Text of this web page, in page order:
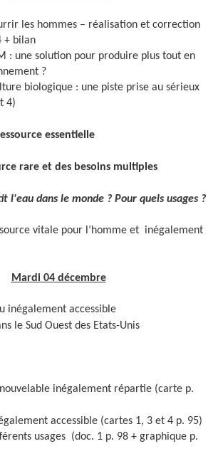
les hommes – réalisation et correction
+ bilan
: une solution pour produire plus tout en
?
biologique : une piste prise au sérieux
4)
essentielle
rare et des besoins multiples
l'eau dans le monde ? Pour quels usages ?
vitale pour l’homme et inégalement
Mardi 04 décembre
inégalement accessible
le Sud Ouest des Etats-Unis
inégalement répartie (carte p.
accessible (cartes 1, 3 et 4 p. 95)
usages (doc. 1 p. 98 + graphique p.